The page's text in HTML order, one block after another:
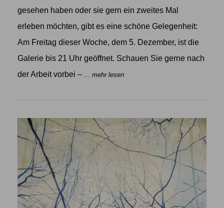
gesehen haben oder sie gern ein zweites Mal
erleben möchten, gibt es eine schöne Gelegenheit:
Am Freitag dieser Woche, dem 5. Dezember, ist die
Galerie bis 21 Uhr geöffnet. Schauen Sie gerne nach
der Arbeit vorbei – ... mehr lesen